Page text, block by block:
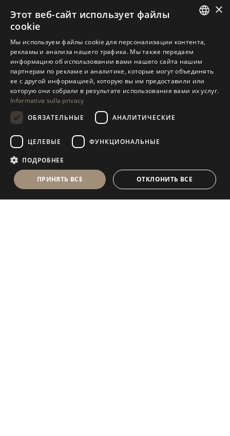
ENGLISH
SPANISH
GERMAN
×
Этот веб-сайт использует файлы
cookie
Мы используем файлы cookie для персонализации контента,
рекламы и анализа нашего трафика. Мы также передаем
информацию об использовании вами нашего сайта нашим
партнерам по рекламе и аналитике, которые могут объединять
ее с другой информацией, которую вы им предоставили или
которую они собрали в результате использования вами их услуг.
Informativa sulla privacy
ОБЯЗАТЕЛЬНЫЕ
АНАЛИТИЧЕСКИЕ
ЦЕЛЕВЫЕ ФУНКЦИОНАЛЬНЫЕ
ПОДРОБНЕЕ
ПРИНЯТЬ ВСЕ ОТКЛОНИТЬ ВСЕ